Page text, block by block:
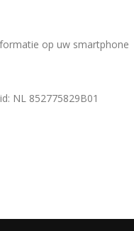
op uw smartphone
NL 852775829B01